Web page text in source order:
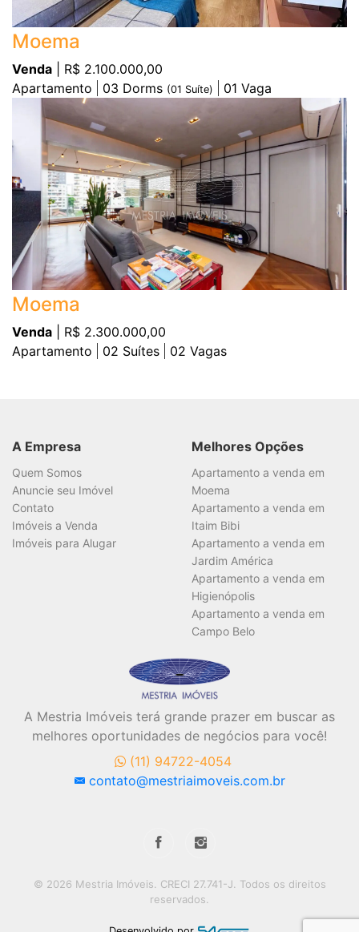
Moema
Venda | R$ 2.100.000,00
Apartamento
03 Dorms (01 Suíte) 01 Vaga
Moema
Venda | R$ 2.300.000,00
Apartamento
02 Suítes 02 Vagas
A Empresa
Quem Somos
Anuncie seu Imóvel
Contato
Imóveis a Venda
Imóveis para Alugar
Melhores Opções
Apartamento a venda em
Moema
Apartamento a venda em
Itaim Bibi
Apartamento a venda em
Jardim América
Apartamento a venda em
Higienópolis
Apartamento a venda em
Campo Belo
A Mestria Imóveis terá grande prazer em buscar as
melhores oportunidades de negócios para você!
(11) 94722-4054
contato@mestriaimoveis.com.br
© 2026 Mestria Imóveis. CRECI 27.741-J. Todos os direitos
reservados.